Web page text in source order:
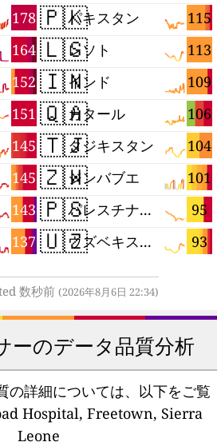
178
164
152
151
145
145
143
137
🇵🇰 115
パキスタン
🇱🇸 113
レソト
🇮🇳 109
インド
🇶🇦 106
カタール
🇹🇯 104
タジキスタン
🇿🇼 101
ジンバブエ
🇵🇸 95
パレスチナ自治区
🇺🇿 93
ウズベキスタン
数秒前 (2026年8月6日 22:34)
のデータ品質分析
の詳細については、以下をご覧
Hospital, Freetown, Sierra
Leone